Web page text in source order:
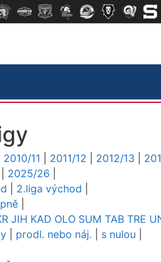
2010/11 2011/12 2012/13
2025/26
2.liga východ
JIH KAD OLO SUM TAB TRE
prodl. nebo náj. s nulou